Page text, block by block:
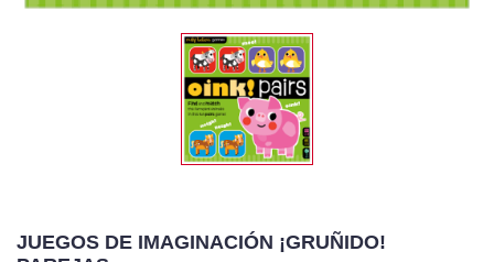
JUEGOS DE IMAGINACIÓN ¡GRUÑIDO!